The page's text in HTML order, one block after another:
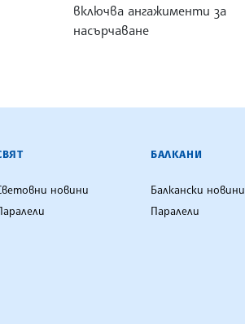
включва ангажименти за
насърчаване
АГЕНЦИЯ
новини
БАЛКАНИ
Балкански новини
Паралели